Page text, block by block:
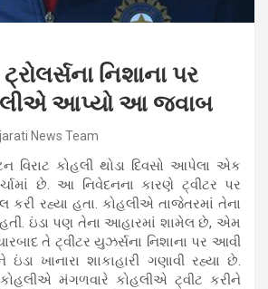
નિશાના પર
આપ્યો આ જવાબ
News Team
વિરાટ કોહલી થોડા દિવસો આપેલા એક
છે. આ નિવેદનના કારણે ટ્વીટર પર
કરી રહ્યા હતા. કોહલીએ તાજેતરમાં તેના
હતી. ઇંડા પણ તેના આહારમાં શામેલ છે, એમ
તે ટ્વીટર યુઝર્સના નિશાના પર આવી
ઇંડા ખાનારા શાકાહારી ગણાવી રહ્યા છે.
કોહલીએ મંગળવારે કોહલીએ ટ્વીટ કરીને